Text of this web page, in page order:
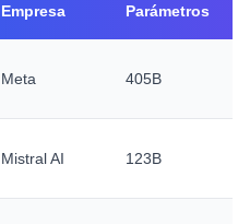
Empresa Parámetros
Meta 405B
Mistral AI 123B